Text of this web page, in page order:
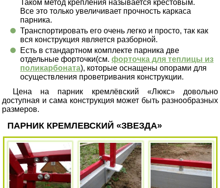
Таком метод крепления называется крестовым.
Все это только увеличивает прочность каркаса
парника.
Транспортировать его очень легко и просто, так как
вся конструкция является разборной.
Есть в стандартном комплекте парника две
отдельные форточки(см. форточка для теплицы из
поликарбоната), которые оснащены опорами для
осуществления проветривания конструкции.
Цена на парник кремлёвский «Люкс» довольно
доступная и сама конструкция может быть разнообразных
размеров.
ПАРНИК КРЕМЛЕВСКИЙ «ЗВЕЗДА»